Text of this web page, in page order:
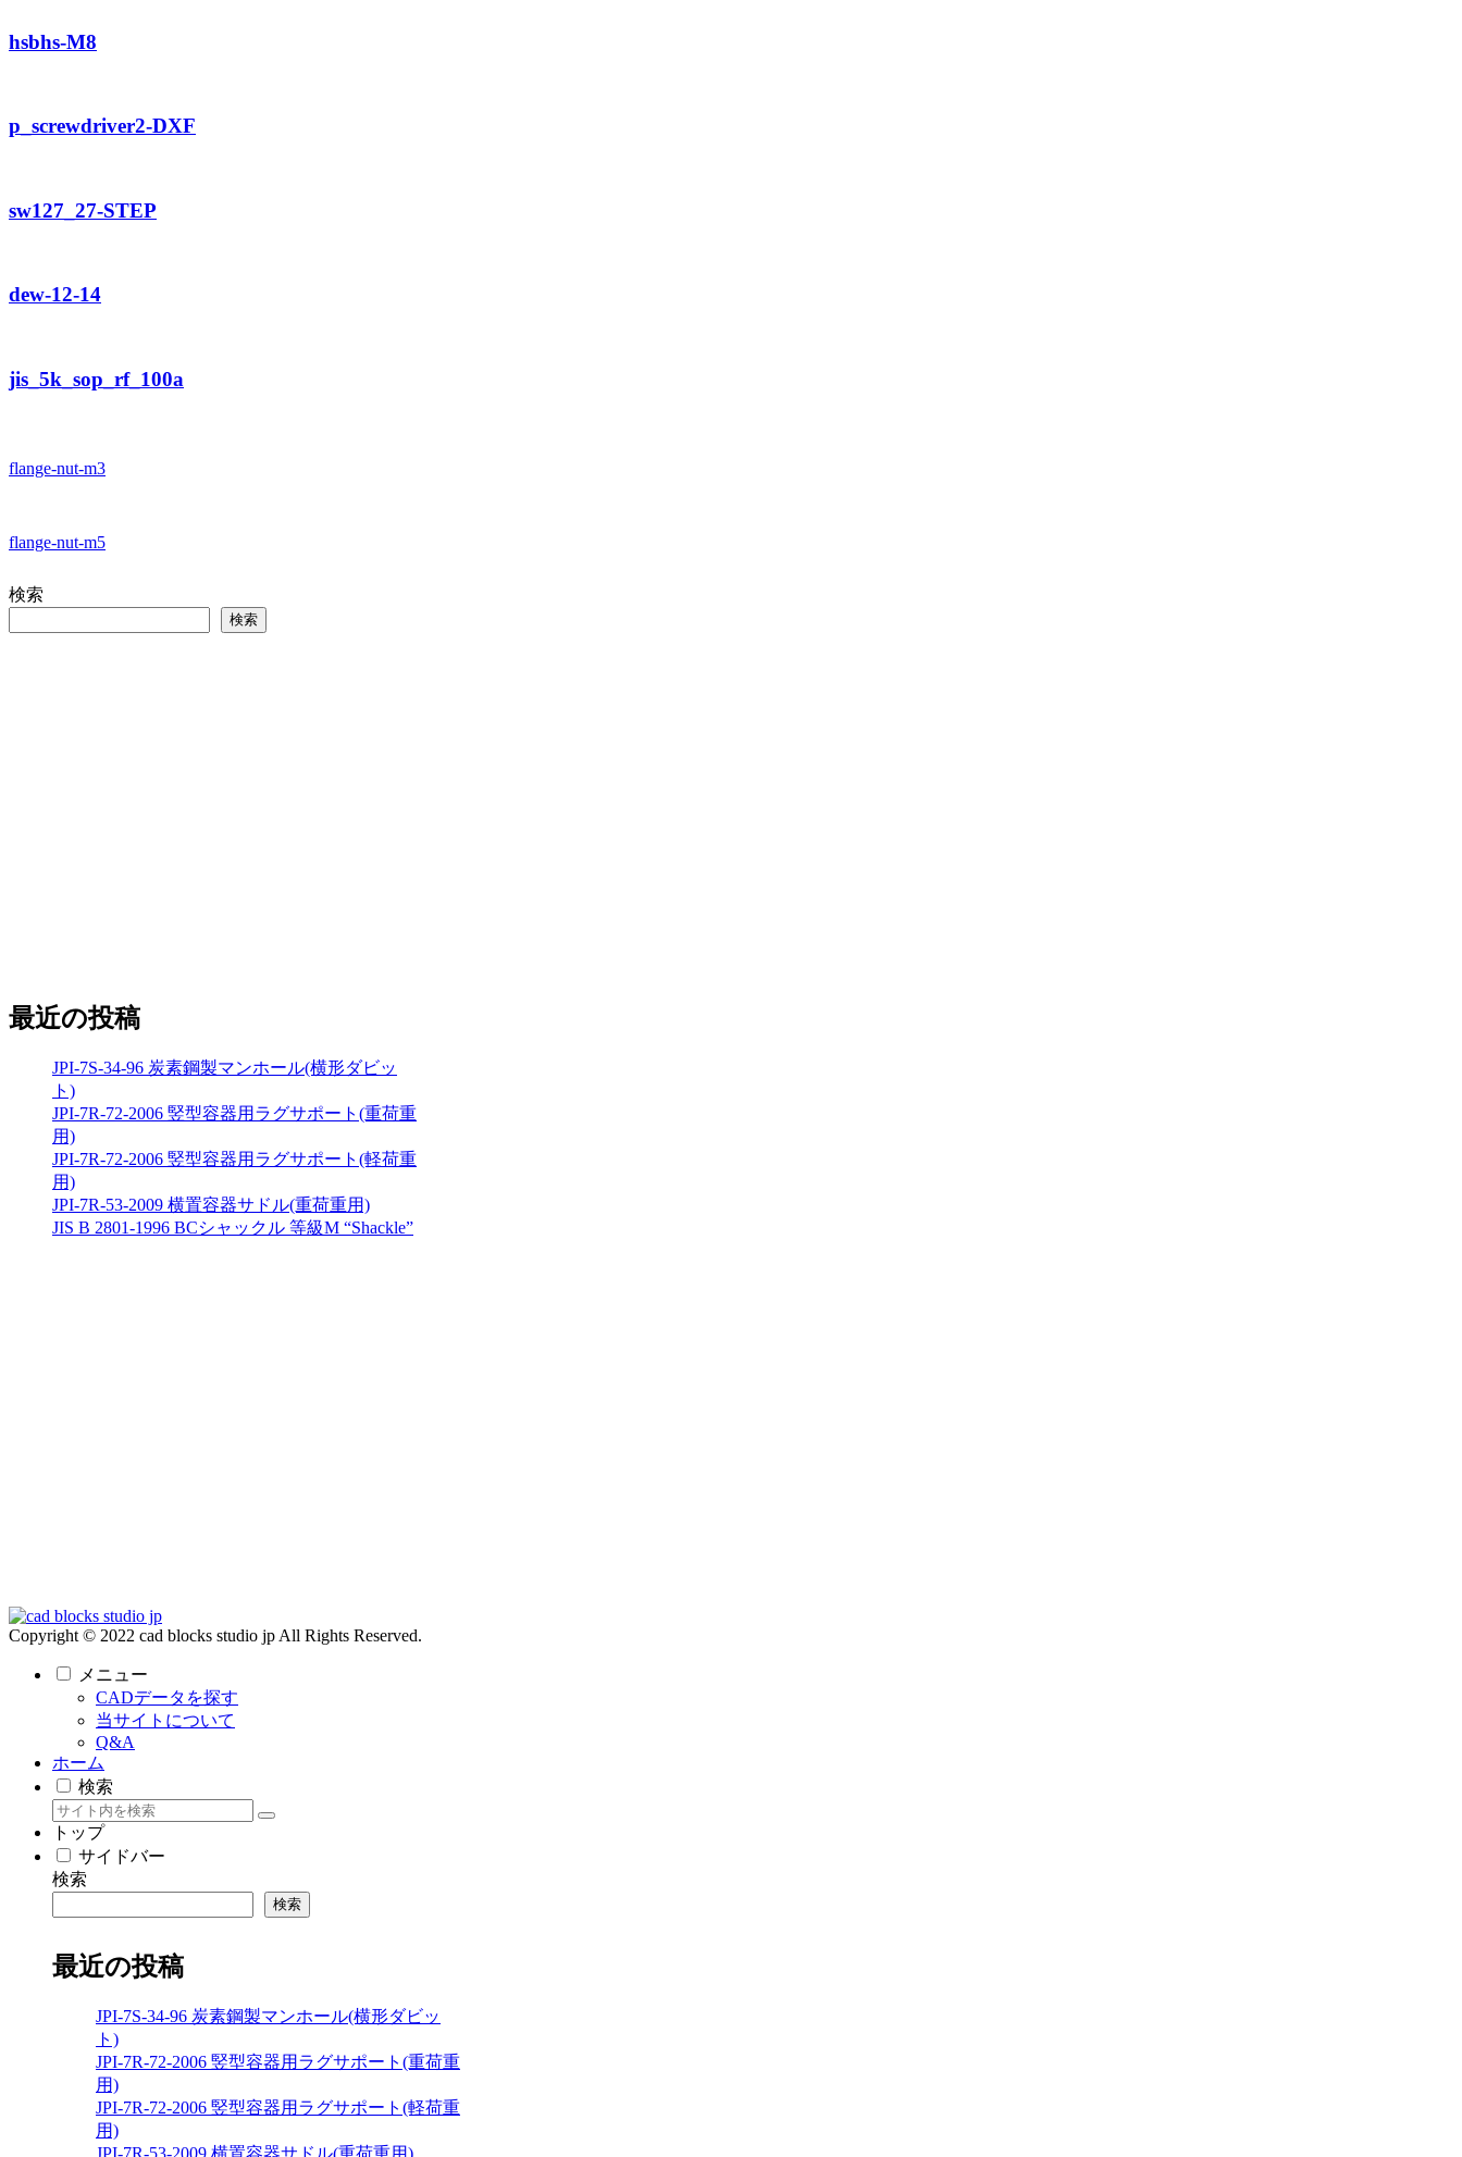
hsbhs-M8
p_screwdriver2-DXF
sw127_27-STEP
dew-12-14
jis_5k_sop_rf_100a
flange-nut-m3
flange-nut-m5
検索
検索
最近の投稿
JPI-7S-34-96 炭素鋼製マンホール(横形ダビッ
ト)
JPI-7R-72-2006 竪型容器用ラグサポート(重荷重
用)
JPI-7R-72-2006 竪型容器用ラグサポート(軽荷重
用)
JPI-7R-53-2009 横置容器サドル(重荷重用)
JIS B 2801-1996 BCシャックル 等級M “Shackle”
Copyright © 2022 cad blocks studio jp All Rights Reserved.
メニュー
CADデータを探す
当サイトについて
Q&A
ホーム
検索
トップ
サイドバー
検索
検索
最近の投稿
JPI-7S-34-96 炭素鋼製マンホール(横形ダビッ
ト)
JPI-7R-72-2006 竪型容器用ラグサポート(重荷重
用)
JPI-7R-72-2006 竪型容器用ラグサポート(軽荷重
用)
JPI-7R-53-2009 横置容器サドル(重荷重用)